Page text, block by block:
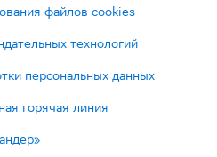
файлов cookies
технологий
персональных данных
горячая линия